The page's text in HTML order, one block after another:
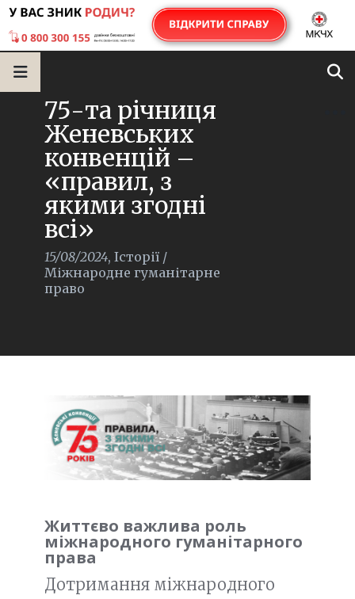
75-та річниця
Женевських
конвенцій –
«правил, з
якими згодні
всі»
15/08/2024, Історії /
Міжнародне гуманітарне
право
Життєво важлива роль
міжнародного гуманітарного
права
Дотримання міжнародного